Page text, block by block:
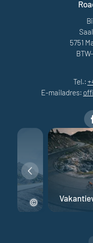
5751
Tel.:
E-mailadres: